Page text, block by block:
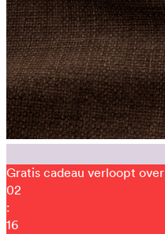
Gratis cadeau verloopt over
02
:
16